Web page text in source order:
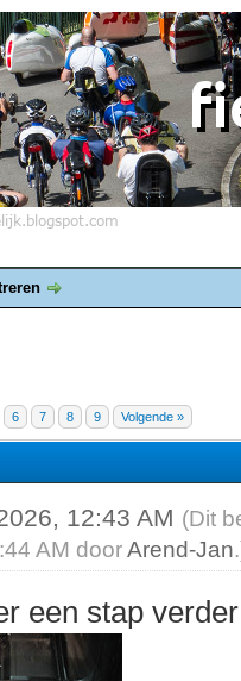
6 7 8 9 Volgende »
12:43 AM (Dit
AM doorArend-Jan
een stap